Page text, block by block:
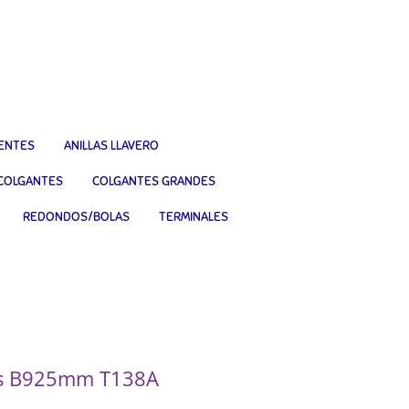
ANILLAS LLAVERO
COLGANTES GRANDES
REDONDOS/BOLAS TERMINALES
B925mm T138A